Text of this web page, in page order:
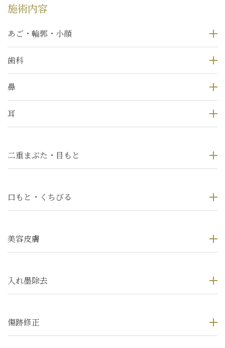
施術内容
あご・輪郭・小顔
歯科
鼻
耳
二重まぶた・目もと
口もと・くちびる
美容皮膚
入れ墨除去
傷跡修正